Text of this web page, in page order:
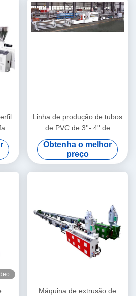
Linha de produção de tubos
de PVC de 3''- 4'' de
qualidade estável com
extrusora de parafuso duplo
cônico HYZS65/132
Obtenha o melhor
preço
Máquina de extrusão de